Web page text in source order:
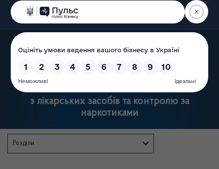
Пошук
Державна служба України
з лікарських засобів та контролю за
наркотиками
Розділи